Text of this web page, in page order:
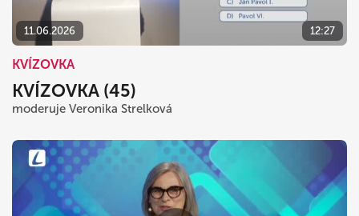
11.06.2026 12:27
KVÍZOVKA
KVÍZOVKA (45)
moderuje Veronika Strelková